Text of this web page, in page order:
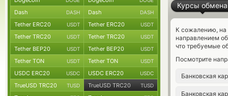
Курсы обмена
К сожалению, на
направлением
что требуемые
Посмотрите
Банковская
Банковская
Dash DASH Dash DASH
Tether ERC20 USDT Tether ERC20 USDT
Tether TRC20 USDT Tether TRC20 USDT
Tether BEP20 USDT Tether BEP20 USDT
Tether TON USDT Tether TON USDT
USDC ERC20 USDC USDC ERC20 USDC
TrueUSD TRC20 TUSD TrueUSD TRC20 TUSD